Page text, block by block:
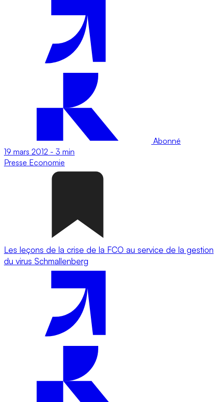
Abonné
19 mars 2012 - 3 min
Presse Economie
Les leçons de la crise de la FCO au service de la gestion
du virus Schmallenberg